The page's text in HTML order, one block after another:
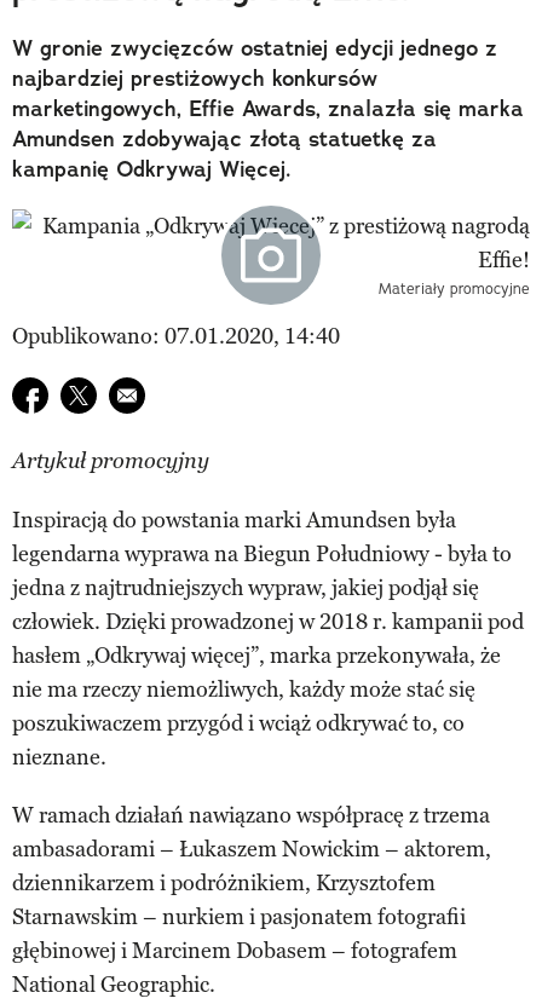
W gronie zwycięzców ostatniej edycji jednego z
najbardziej prestiżowych konkursów
marketingowych, Effie Awards, znalazła się marka
Amundsen zdobywając złotą statuetkę za
kampanię Odkrywaj Więcej.
Materiały promocyjne
Opublikowano: 07.01.2020, 14:40
Udostępnij na facebook
Udostępnij na twitter
E-mail do przyjaciela
Artykuł promocyjny
Inspiracją do powstania marki Amundsen była
legendarna wyprawa na Biegun Południowy - była to
jedna z najtrudniejszych wypraw, jakiej podjął się
człowiek. Dzięki prowadzonej w 2018 r. kampanii pod
hasłem „Odkrywaj więcej”, marka przekonywała, że
nie ma rzeczy niemożliwych, każdy może stać się
poszukiwaczem przygód i wciąż odkrywać to, co
nieznane.
W ramach działań nawiązano współpracę z trzema
ambasadorami – Łukaszem Nowickim – aktorem,
dziennikarzem i podróżnikiem, Krzysztofem
Starnawskim – nurkiem i pasjonatem fotografii
głębinowej i Marcinem Dobasem – fotografem
National Geographic.